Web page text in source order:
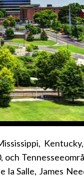
Salle, James